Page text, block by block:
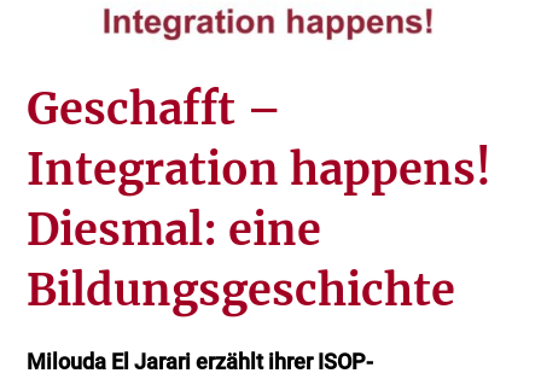
Geschafft –
Integration happens!
Diesmal: eine
Bildungsgeschichte
Milouda El Jarari erzählt ihrer ISOP-